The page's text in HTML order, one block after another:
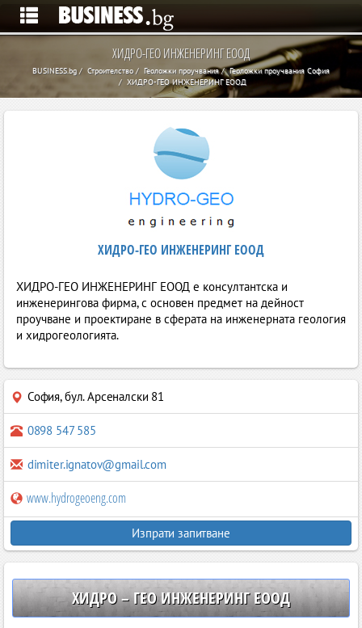
ХИДРО-ГЕО ИНЖЕНЕРИНГ ЕООД
BUSINESS.bg Строителство Геоложки проучвания
Геоложки проучвания София
ХИДРО-ГЕО ИНЖЕНЕРИНГ ЕООД
ХИДРО-ГЕО ИНЖЕНЕРИНГ ЕООД
ХИДРО-ГЕО ИНЖЕНЕРИНГ ЕООД е консултантска и
инженерингова фирма, с основен предмет на дейност
проучване и проектиране в сферата на инженерната геология
и хидрогеологията.
София,бул. Арсеналски 81
0898 547 585
dimiter.ignatov@gmail.com
www.hydrogeoeng.com
Изпрати запитване
ХИДРО – ГЕО ИНЖЕНЕРИНГ ЕООД